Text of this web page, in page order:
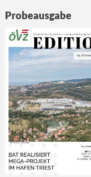
Probeausgabe